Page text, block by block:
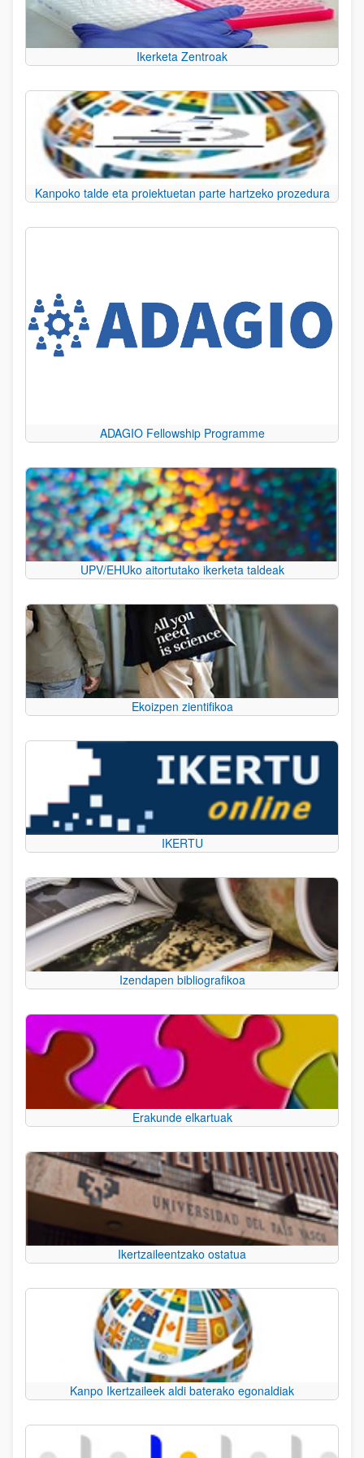
Ikerketa Zentroak
Kanpoko talde eta proiektuetan parte hartzeko prozedura
ADAGIO Fellowship Programme
UPV/EHUko aitortutako ikerketa taldeak
Ekoizpen zientifikoa
IKERTU
Izendapen bibliografikoa
Erakunde elkartuak
Ikertzaileentzako ostatua
Kanpo Ikertzaileek aldi baterako egonaldiak